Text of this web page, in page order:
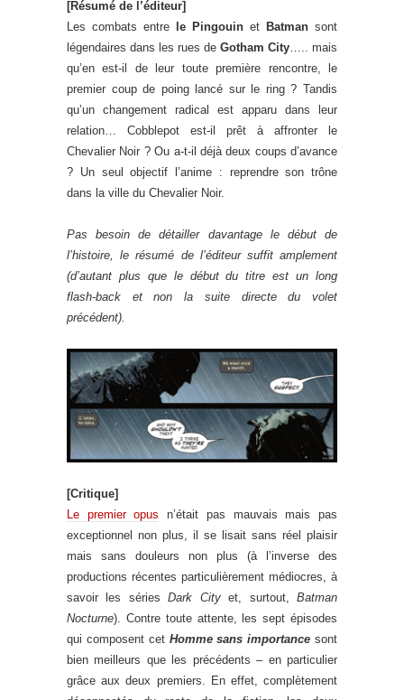
[Résumé de l’éditeur]
Les combats entre
le Pingouin et Batman sont
légendaires dans les rues de Gotham City….. mais
qu’en est-il de leur toute première rencontre, le
premier coup de poing lancé sur le ring ? Tandis
qu’un changement radical est apparu dans leur
relation… Cobblepot est-il prêt à affronter le
Chevalier Noir ? Ou a-t-il déjà deux coups d’avance
? Un seul objectif l’anime : reprendre son trône
dans la ville du Chevalier Noir.
Pas besoin de détailler davantage le début de
l’histoire, le résumé de l’éditeur suffit amplement
(d’autant plus que le début du titre est un long
flash-back et non la suite directe du volet
précédent).
[Critique]
Le premier opus n’était pas mauvais mais pas
exceptionnel non plus, il se lisait sans réel plaisir
mais sans douleurs non plus (à l’inverse des
productions récentes particulièrement médiocres, à
savoir les sériesDark Cityet, surtout,Batman
Nocturne). Contre toute attente, les sept épisodes
qui composent cet Homme sans importance sont
bien meilleurs que les précédents – en particulier
grâce aux deux premiers. En effet, complètement